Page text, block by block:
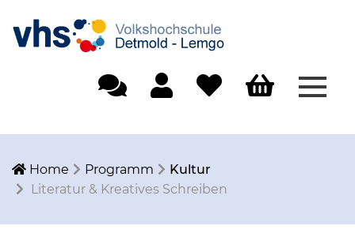
Home Programm
Kultur
Literatur & Kreatives Schreiben